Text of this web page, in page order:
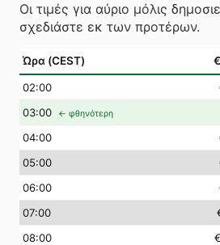
Οι τιμές για αύριο μόλις
σχεδιάστε εκ των προτέρων.
Ώρα (CEST)
02:00
03:00 ← φθηνότερη
04:00
05:00
06:00
07:00
08:00